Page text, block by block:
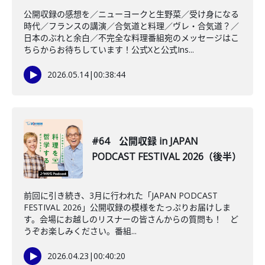
公開収録の感想を／ニューヨークと生野菜／受け身になる
時代／フランスの講演／合気道と料理／ヴレ・合気道？／
日本のぶれと余白／不完全な料理番組宛のメッセージはこ
ちらからお待ちしています！公式Xと公式Ins...
2026.05.14|00:38:44
#64 公開収録 in JAPAN
PODCAST FESTIVAL 2026（後半）
前回に引き続き、3月に行われた「JAPAN PODCAST
FESTIVAL 2026」公開収録の模様をたっぷりお届けしま
す。会場にお越しのリスナーの皆さんからの質問も！ ど
うぞお楽しみください。番組...
2026.04.23 |00:40:20